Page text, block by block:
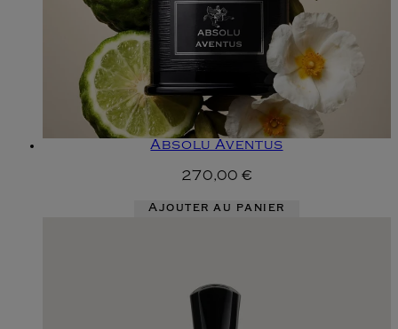
Absolu Aventus
270,00 €
Ajouter au panier